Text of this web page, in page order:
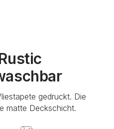
gedruckt. Die
matte Deckschicht.